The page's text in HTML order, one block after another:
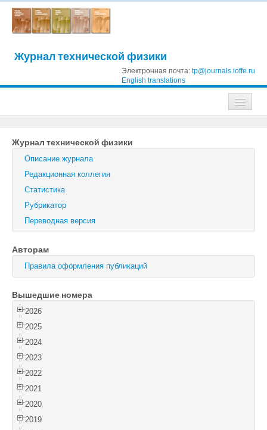
Журнал технической физики
Электронная почта: tp@journals.ioffe.ru
English translations
Журнал технической физики
Письма в Журнал технической физики
Физика твердого тела
Поиск
Журнал технической физики
Описание журнала
Редакционная коллегия
Статистика
Рубрикатор
Переводная версия
Авторам
Правила оформления публикаций
Вышедшие номера
2026
2025
2024
2023
2022
2021
2020
2019